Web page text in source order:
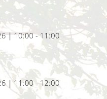
| 10:00 - 11:00
| 11:00 - 12:00